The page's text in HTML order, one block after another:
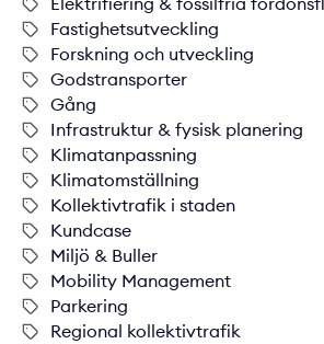
Fastighetsutveckling
Forskning och utveckling
Godstransporter
Gång
Infrastruktur & fysisk planering
Klimatanpassning
Klimatomställning
Kollektivtrafik i staden
Kundcase
Miljö & Buller
Mobility Management
Parkering
Regional kollektivtrafik